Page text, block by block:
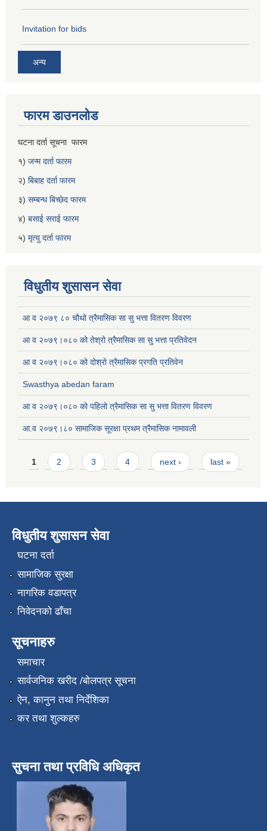
Invitation for bids
अन्य
फारम डाउनलोड
घटना दर्ता सूचना फारम
१) जन्म दर्ता फारम
२) बिबाह दर्ता फारम
३) सम्बन्ध बिच्छेद फारम
४) बसाई सराई फारम
५) मृत्यु दर्ता फारम
विधुतीय शुसासन सेवा
आ व २०७९ ८० चौथो त्रैमासिक सा सु भत्ता वितरण विवरण
आ व २०७९।०८० को तेश्रो त्रैमासिक सा सु भत्ता प्रतिवेदन
आ व २०७९।०८० को दोश्रो त्रैमासिक प्रगति प्रतिवेन
Swasthya abedan faram
आ व २०७९।०८० को पहिलो त्रैमासिक सा सु भत्ता वितरण विवरण
आ.व २०७९।८० सामाजिक सूरक्षा प्रथम त्रैमासिक नामावली
Pages
1 2 3 4 next › last »
विधुतीय शुसासन सेवा
घटना दर्ता
सामाजिक सुरक्षा
नागरिक वडापत्र
निवेदनको ढाँचा
सूचनाहरु
समाचार
सार्वजनिक खरीद /बोलपत्र सूचना
ऐन, कानुन तथा निर्देशिका
कर तथा शुल्कहरु
सुचना तथा प्रविधि अधिकृत